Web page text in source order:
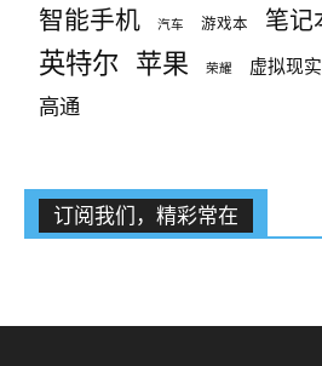
智能手机 汽车 游戏本 笔记
英特尔 苹果 荣耀 虚拟现实
高通
订阅我们，精彩常在